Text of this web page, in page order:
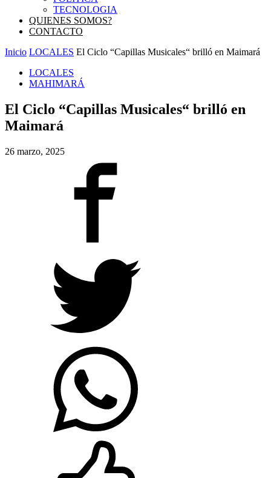
TECNOLOGIA
QUIENES SOMOS?
CONTACTO
Inicio LOCALES El Ciclo “Capillas Musicales“ brilló en Maimará
LOCALES
MAHIMARÁ
El Ciclo “Capillas Musicales“ brilló en
Maimará
26 marzo, 2025